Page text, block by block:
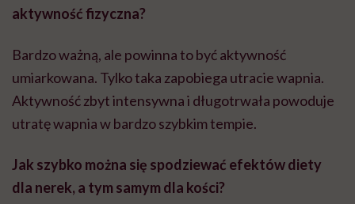
aktywność fizyczna?
Bardzo ważną, ale powinna to być aktywność
umiarkowana. Tylko taka zapobiega utracie wapnia.
Aktywność zbyt intensywna i długotrwała powoduje
utratę wapnia w bardzo szybkim tempie.
Jak szybko można się spodziewać efektów diety
dla nerek, a tym samym dla kości?